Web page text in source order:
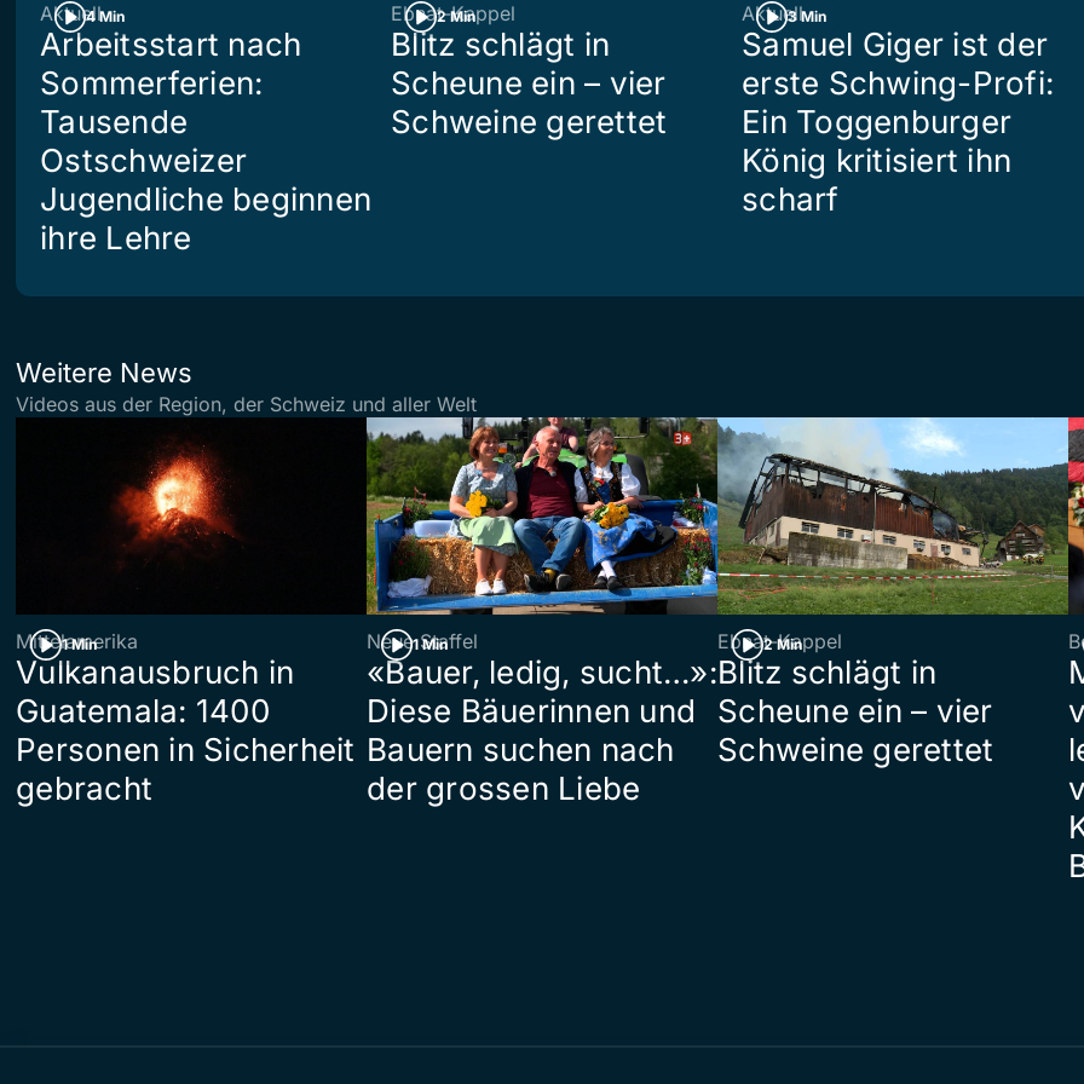
4 Min
Aktuell
Arbeitsstart nach
Sommerferien:
Tausende
Ostschweizer
Jugendliche beginnen
ihre Lehre
2 Min
Ebnat-Kappel
Blitz schlägt in
Scheune ein – vier
Schweine gerettet
3 Min
Aktuell
Samuel Giger ist der
erste Schwing-Profi:
Ein Toggenburger
König kritisiert ihn
scharf
Weitere News
Videos aus der Region, der Schweiz und aller Welt
1 Min
Mittelamerika
Vulkanausbruch in
Guatemala: 1400
Personen in Sicherheit
gebracht
1 Min
Neue Staffel
«Bauer, ledig, sucht…»:
Diese Bäuerinnen und
Bauern suchen nach
der grossen Liebe
2 Min
Ebnat-Kappel
Blitz schlägt in
Scheune ein – vier
Schweine gerettet